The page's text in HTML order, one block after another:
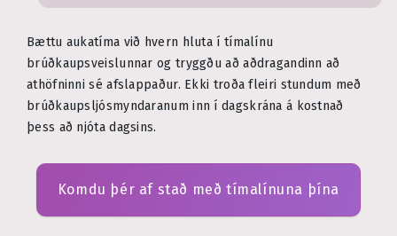
Bættu aukatíma við hvern hluta í tímalínu
brúðkaupsveislunnar og tryggðu að aðdragandinn að
athöfninni sé afslappaður. Ekki troða fleiri stundum með
brúðkaupsljósmyndaranum inn í dagskrána á kostnað
þess að njóta dagsins.
Komdu þér af stað með tímalínuna þína